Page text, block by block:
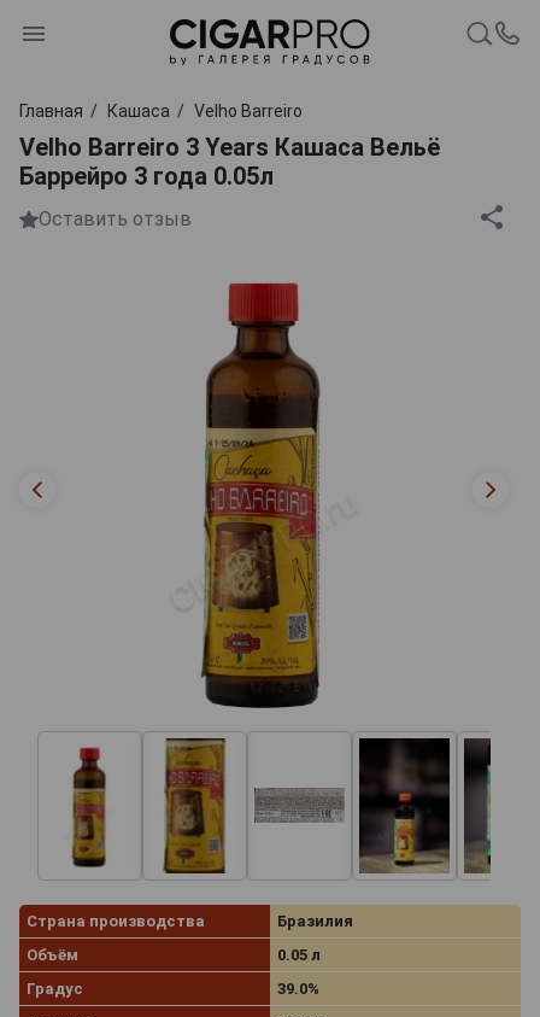
Главная Кашаса Velho Barreiro
Velho Barreiro 3 Years Кашаса Вельё
Баррейро 3 года 0.05л
Оставить отзыв
Страна производства
Бразилия
Объём
0.05 л
Градус
39.0%